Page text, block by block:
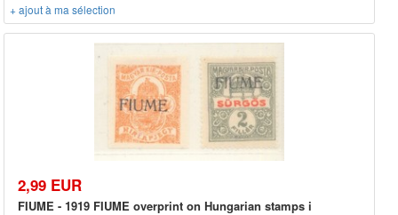
+ ajout à ma sélection
2,99 EUR
FIUME - 1919 FIUME overprint on Hungarian stamps i